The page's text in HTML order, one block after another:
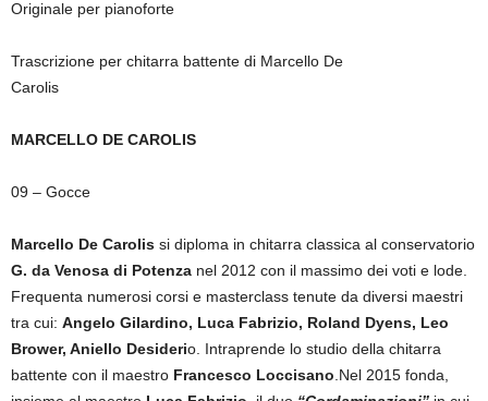
Originale per pianoforte
Trascrizione per chitarra battente di Marcello De
Carolis
MARCELLO DE CAROLIS
09 – Gocce
Marcello De Carolis si diploma in chitarra classica al conservatorio
G. da Venosa di Potenza nel 2012 con il massimo dei voti e lode.
Frequenta numerosi corsi e masterclass tenute da diversi maestri
tra cui: Angelo Gilardino, Luca Fabrizio, Roland Dyens, Leo
Brower, Aniello Desiderio. Intraprende lo studio della chitarra
battente con il maestro Francesco Loccisano .Nel 2015 fonda,